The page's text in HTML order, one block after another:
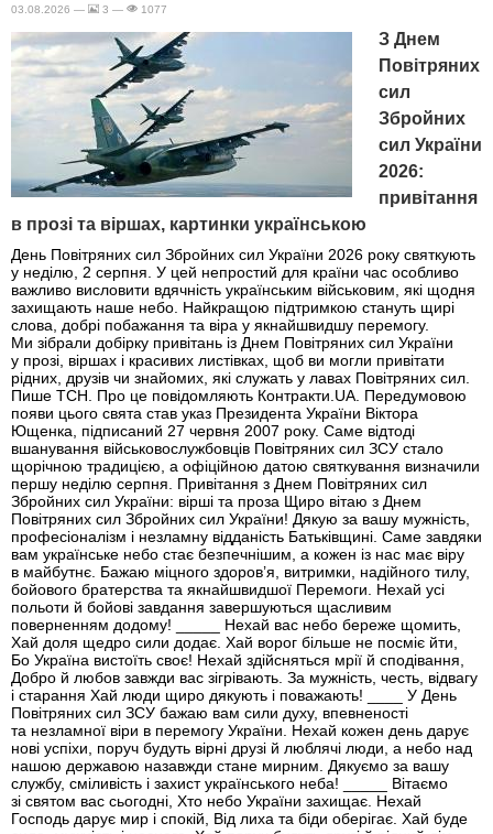
03.08.2026 — 3 — 1077
З Днем
Повітряних
сил
Збройних
сил України
2026:
привітання
в прозі та віршах, картинки українською
День Повітряних сил Збройних сил України 2026 року святкують
у неділю, 2 серпня. У цей непростий для країни час особливо
важливо висловити вдячність українським військовим, які щодня
захищають наше небо. Найкращою підтримкою стануть щирі
слова, добрі побажання та віра у якнайшвидшу перемогу.
Ми зібрали добірку привітань із Днем Повітряних сил України
у прозі, віршах і красивих листівках, щоб ви могли привітати
рідних, друзів чи знайомих, які служать у лавах Повітряних сил.
Пише ТСН. Про це повідомляють Контракти.UA. Передумовою
появи цього свята став указ Президента України Віктора
Ющенка, підписаний 27 червня 2007 року. Саме відтоді
вшанування військовослужбовців Повітряних сил ЗСУ стало
щорічною традицією, а офіційною датою святкування визначили
першу неділю серпня. Привітання з Днем Повітряних сил
Збройних сил України: вірші та проза Щиро вітаю з Днем
Повітряних сил Збройних сил України! Дякую за вашу мужність,
професіоналізм і незламну відданість Батьківщині. Саме завдяки
вам українське небо стає безпечнішим, а кожен із нас має віру
в майбутнє. Бажаю міцного здоров’я, витримки, надійного тилу,
бойового братерства та якнайшвидшої Перемоги. Нехай усі
польоти й бойові завдання завершуються щасливим
поверненням додому! _____ Нехай вас небо береже щомить,
Хай доля щедро сили додає. Хай ворог більше не посміє йти,
Бо Україна вистоїть своє! Нехай здійсняться мрії й сподівання,
Добро й любов завжди вас зігрівають. За мужність, честь, відвагу
і старання Хай люди щиро дякують і поважають! ____ У День
Повітряних сил ЗСУ бажаю вам сили духу, впевненості
та незламної віри в перемогу України. Нехай кожен день дарує
нові успіхи, поруч будуть вірні друзі й люблячі люди, а небо над
нашою державою назавжди стане мирним. Дякуємо за вашу
службу, сміливість і захист українського неба! _____ Вітаємо
зі святом вас сьогодні, Хто небо України захищає. Нехай
Господь дарує мир і спокій, Від лиха та біди оберігає. Хай буде